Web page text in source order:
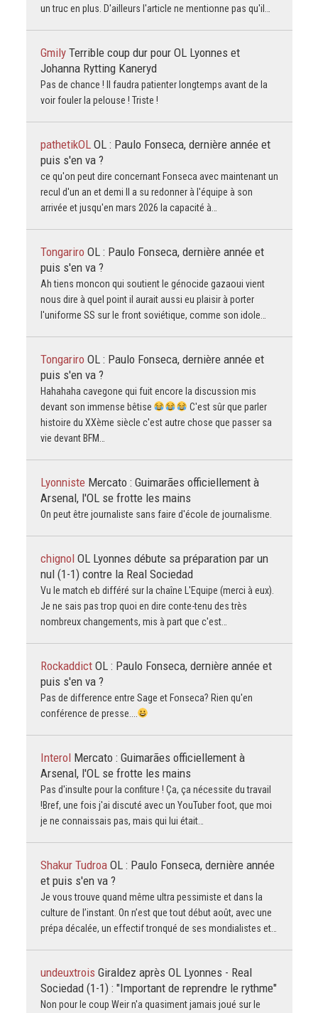
un truc en plus. D'ailleurs l'article ne mentionne pas qu'il…
Gmily Terrible coup dur pour OL Lyonnes et
Johanna Rytting Kaneryd
Pas de chance ! Il faudra patienter longtemps avant de la
voir fouler la pelouse ! Triste !
pathetikOL OL : Paulo Fonseca, dernière année et
puis s'en va ?
ce qu'on peut dire concernant Fonseca avec maintenant un
recul d'un an et demi Il a su redonner à l'équipe à son
arrivée et jusqu'en mars 2026 la capacité à…
Tongariro OL : Paulo Fonseca, dernière année et
puis s'en va ?
Ah tiens moncon qui soutient le génocide gazaoui vient
nous dire à quel point il aurait aussi eu plaisir à porter
l'uniforme SS sur le front soviétique, comme son idole…
Tongariro OL : Paulo Fonseca, dernière année et
puis s'en va ?
Hahahaha cavegone qui fuit encore la discussion mis
devant son immense bêtise
C'est sûr que parler
histoire du XXème siècle c'est autre chose que passer sa
vie devant BFM…
Lyonniste Mercato : Guimarães officiellement à
Arsenal, l'OL se frotte les mains
On peut être journaliste sans faire d'école de journalisme.
chignol OL Lyonnes débute sa préparation par un
nul (1-1) contre la Real Sociedad
Vu le match eb différé sur la chaîne L'Equipe (merci à eux).
Je ne sais pas trop quoi en dire conte-tenu des très
nombreux changements, mis à part que c'est…
Rockaddict OL : Paulo Fonseca, dernière année et
puis s'en va ?
Pas de difference entre Sage et Fonseca? Rien qu'en
conférence de presse....
Interol Mercato : Guimarães officiellement à
Arsenal, l'OL se frotte les mains
Pas d'insulte pour la confiture ! Ça, ça nécessite du travail
!Bref, une fois j'ai discuté avec un YouTuber foot, que moi
je ne connaissais pas, mais qui lui était…
Shakur Tudroa OL : Paulo Fonseca, dernière année
et puis s'en va ?
Je vous trouve quand même ultra pessimiste et dans la
culture de l’instant. On n’est que tout début août, avec une
prépa décalée, un effectif tronqué de ses mondialistes et…
undeuxtrois Giraldez après OL Lyonnes - Real
Sociedad (1-1) : "Important de reprendre le rythme"
Non pour le coup Weir n'a quasiment jamais joué sur le